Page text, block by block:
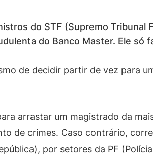
do STF (Supremo Tribunal
do Banco Master. Ele só
de decidir partir de vez para
arrastar um magistrado da
de crimes. Caso contrário,
por setores da PF